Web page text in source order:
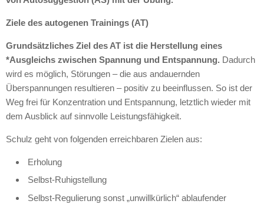
Ziele des autogenen Trainings (AT)
Grundsätzliches Ziel des AT ist die Herstellung eines
*Ausgleichs zwischen Spannung und Entspannung. Dadurch
wird es möglich, Störungen – die aus andauernden
Überspannungen resultieren – positiv zu beeinflussen. So ist der
Weg frei für Konzentration und Entspannung, letztlich wieder mit
dem Ausblick auf sinnvolle Leistungsfähigkeit.
Schulz geht von folgenden erreichbaren Zielen aus:
Erholung
Selbst-Ruhigstellung
Selbst-Regulierung sonst „unwillkürlich“ ablaufender